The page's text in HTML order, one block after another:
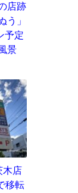
店跡
う」
予定
景
木店
移転